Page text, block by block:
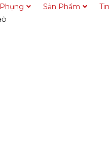
Sản Phẩm